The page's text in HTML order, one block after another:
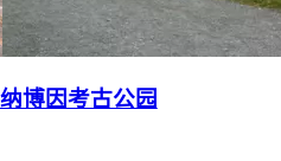
博因考古公园